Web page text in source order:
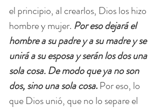
el principio, al crearlos, Dios los hizo
hombre y mujer. Por eso dejará el
hombre a su padre y a su madre y se
unirá a su esposa y serán los dos una
sola cosa. De modo que ya no son
dos, sino una sola cosa. Por eso, lo
que Dios unió, que no lo separe el